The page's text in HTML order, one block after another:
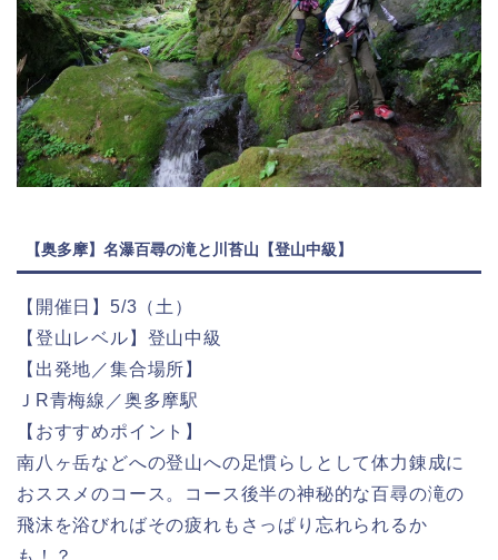
【奥多摩】名瀑百尋の滝と川苔山【登山中級】
【開催日】5/3（土）
【登山レベル】登山中級
【出発地／集合場所】
ＪR青梅線／奥多摩駅
【おすすめポイント】
南八ヶ岳などへの登山への足慣らしとして体力錬成に
おススメのコース。コース後半の神秘的な百尋の滝の
飛沫を浴びればその疲れもさっぱり忘れられるか
も！？